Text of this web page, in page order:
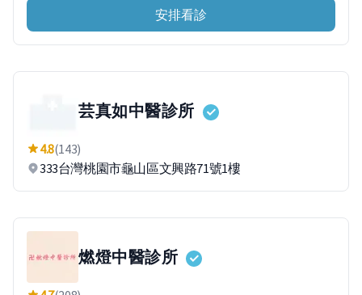
安排看診
芸真如中醫診所
4.8(143)
333台灣桃園市龜山區文興路71號1樓
燃燈中醫診所